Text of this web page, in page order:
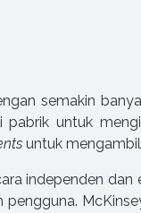
semakin
pabrik untuk
untuk
independen